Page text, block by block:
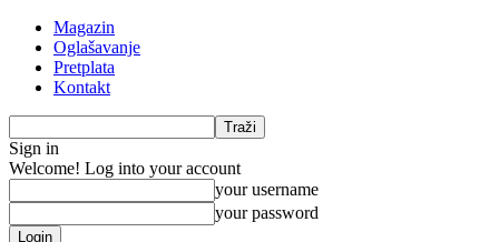
Magazin
Oglašavanje
Pretplata
Kontakt
Sign in
Welcome! Log into your account
your username
your password